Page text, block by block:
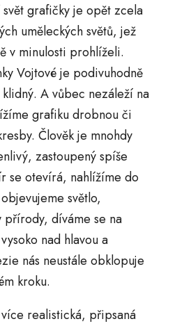
grafičky je opět zcela
uměleckých světů, jež
v minulosti prohlíželi.
Vojtové je podivuhodně
A vůbec nezáleží na
grafiku drobnou či
Člověk je mnohdy
zastoupený spíše
se otevírá, nahlížíme do
světlo,
přírody, díváme se na
nad hlavou a
nás neustále obklopuje
kroku.
realistická, připsaná